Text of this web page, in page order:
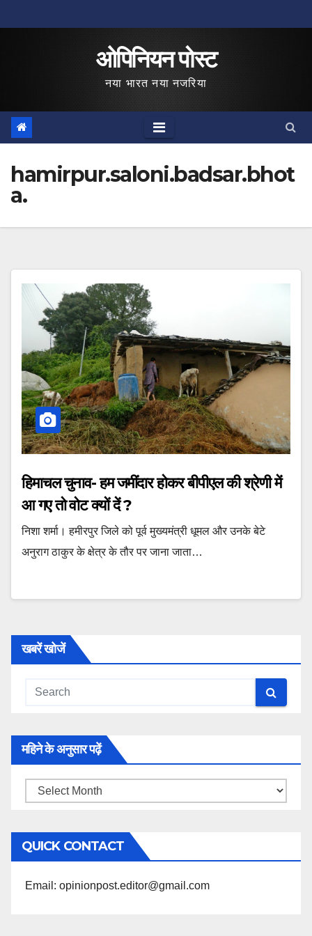
to
ओपिनियन पोस्ट
नया भारत नया नजरिया
hamirpur.saloni.badsar.bhot
a.
हिमाचल चुनाव- हम जमींदार होकर बीपीएल की श्रेणी में
आ गए तो वोट क्यों दें ?
निशा शर्मा। हमीरपुर जिले को पूर्व मुख्यमंत्री धूमल और उनके बेटे
अनुराग ठाकुर के क्षेत्र के तौर पर जाना जाता…
खबरें खोजें
महिने के अनुसार पढ़ें
महिने
अनुसार
पढ़ें
QUICK CONTACT
Email: opinionpost.editor@gmail.com